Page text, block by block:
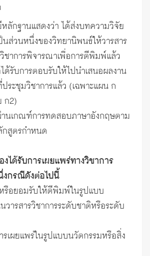
ลักฐานแสดงว่า ได้ส่งบทความวิจัย
นส่วนหนึ่งของวิทยานิพนธ์ให้วารสาร
ชาการพิจารณาเพื่อการตีพิมพ์แล้ว
ด้รับการตอบรับให้ไปนำเสนอผลงาน
ระชุมวิชาการแล้ว (เฉพาะแผน ก
ก2)
นเกณฑ์การทดสอบภาษาอังกฤษตาม
สูตรกำหนด
ได้รับการเผยแพร่ทางวิชาการ
งกรณีดังต่อไปนี้
อยอมรับให้ตีพิมพ์ในรูปแบบ
วารสารวิชาการระดับชาติหรือระดับ
รเผยแพร่ในรูปแบบนวัตกรรมหรือสิ่ง